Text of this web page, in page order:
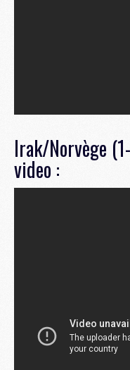
Irak/Norvège
video :